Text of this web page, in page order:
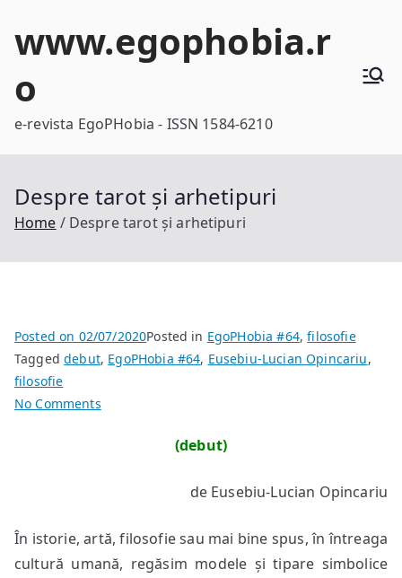
www.egophobia.r
o
e-revista EgoPHobia - ISSN 1584-6210
Despre tarot și arhetipuri
Home Despre tarot și arhetipuri
Posted on 02/07/2020Posted in EgoPHobia #64,filosofie
Taggeddebut, EgoPHobia #64, Eusebiu-Lucian Opincariu,
filosofie
No Commentson
(debut)
de Eusebiu-Lucian Opincariu
În istorie, artă, filosofie sau mai bine spus, în întreaga
cultură umană, regăsim modele și tipare simbolice